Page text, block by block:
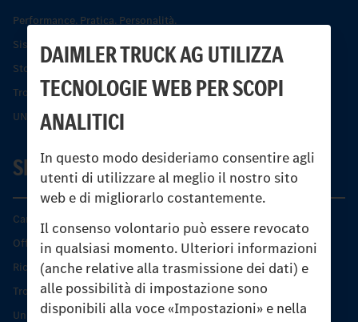
DAIMLER TRUCK AG UTILIZZA
TECNOLOGIE WEB PER SCOPI
ANALITICI
In questo modo desideriamo consentire agli
utenti di utilizzare al meglio il nostro sito
web e di migliorarlo costantemente.
Il consenso volontario può essere revocato
in qualsiasi momento. Ulteriori informazioni
(anche relative alla trasmissione dei dati) e
alle possibilità di impostazione sono
disponibili alla voce «Impostazioni» e nella
Performance. Pratica. Personalità.
Sistemi di assistenza alla guida e di sicurezza
Storia dell’Unimog
Trovare un partner
UNI-TOUCH®
SERVIZIO
Caratteristiche di prodotto
Offerta di servizio Unimog
Ricambi originali
Trovare un partner
Unimog Service Days